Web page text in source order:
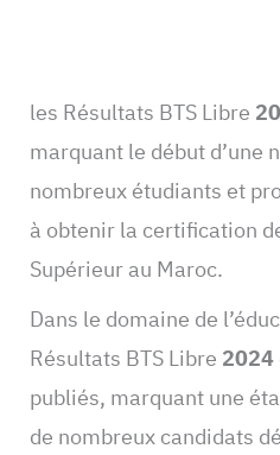
les Résultats BTS Libre
marquant le début d’une
nombreux étudiants et
à obtenir la certification
Supérieur au Maroc.
Dans le domaine de
Résultats BTS Libre 2024
publiés, marquant une
de nombreux candidats